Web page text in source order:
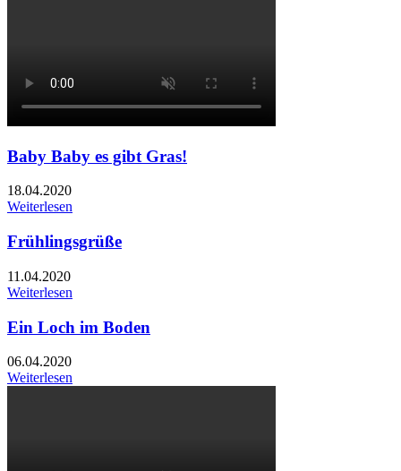
Baby Baby es gibt Gras!
18.04.2020
Weiterlesen
Frühlingsgrüße
11.04.2020
Weiterlesen
Ein Loch im Boden
06.04.2020
Weiterlesen